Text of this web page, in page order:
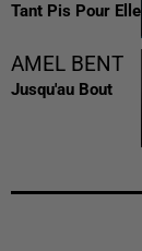
Tant Pis Pour Elle
AMEL BENT
Jusqu'au Bout